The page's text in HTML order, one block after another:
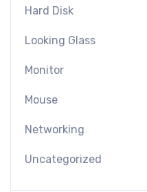
Hard Disk
Looking Glass
Monitor
Mouse
Networking
Uncategorized